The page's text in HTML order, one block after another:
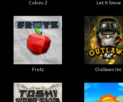
Cubes 2 Let It Snow
Frutz Outlaws Inc.